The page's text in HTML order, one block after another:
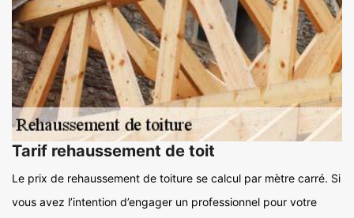
Tarif rehaussement de toit
Le prix de rehaussement de toiture se calcul par mètre carré. Si
vous avez l’intention d’engager un professionnel pour votre